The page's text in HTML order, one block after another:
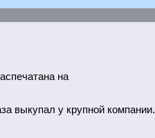
на
выкупал у крупной компании.